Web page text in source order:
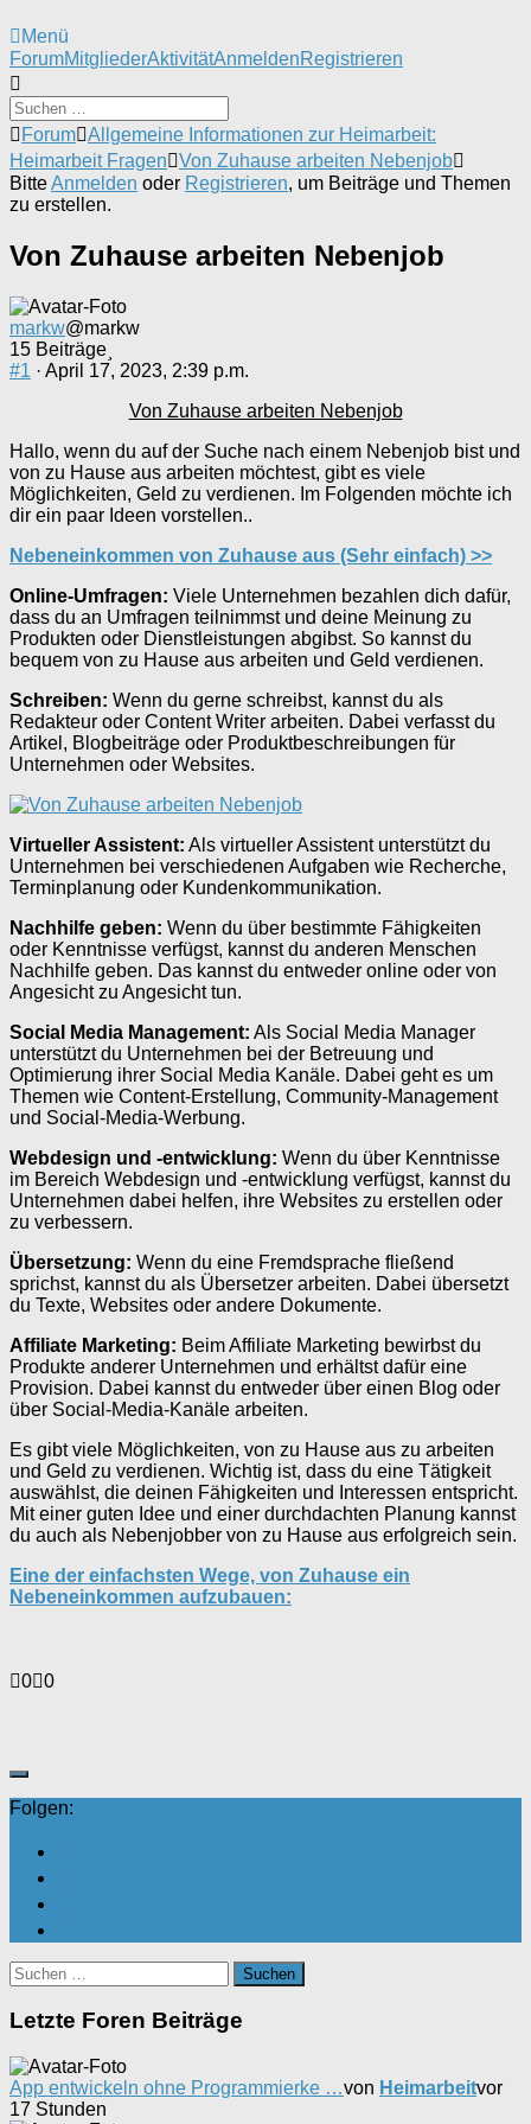
Menü
Forum-
Navigation
ForumMitgliederAktivitätAnmeldenRegistrieren
Forum-
Breadcrumbs
-
Du
bist
Forum Allgemeine Informationen zur Heimarbeit:
Heimarbeit Fragen
Von Zuhause arbeiten Nebenjob
BitteAnmelden oder Registrieren, um Beiträge und Themen
zu erstellen.
Von Zuhause arbeiten Nebenjob
markw@markw
15 Beiträge
#1 · April 17, 2023, 2:39 p.m.
Von Zuhause arbeiten Nebenjob
Hallo, wenn du auf der Suche nach einem Nebenjob bist und
von zu Hause aus arbeiten möchtest, gibt es viele
Möglichkeiten, Geld zu verdienen. Im Folgenden möchte ich
dir ein paar Ideen vorstellen..
Nebeneinkommen von Zuhause aus (Sehr einfach) >>
Online-Umfragen: Viele Unternehmen bezahlen dich dafür,
dass du an Umfragen teilnimmst und deine Meinung zu
Produkten oder Dienstleistungen abgibst. So kannst du
bequem von zu Hause aus arbeiten und Geld verdienen.
Schreiben: Wenn du gerne schreibst, kannst du als
Redakteur oder Content Writer arbeiten. Dabei verfasst du
Artikel, Blogbeiträge oder Produktbeschreibungen für
Unternehmen oder Websites.
Virtueller Assistent: Als virtueller Assistent unterstützt du
Unternehmen bei verschiedenen Aufgaben wie Recherche,
Terminplanung oder Kundenkommunikation.
Nachhilfe geben: Wenn du über bestimmte Fähigkeiten
oder Kenntnisse verfügst, kannst du anderen Menschen
Nachhilfe geben. Das kannst du entweder online oder von
Angesicht zu Angesicht tun.
Social Media Management: Als Social Media Manager
unterstützt du Unternehmen bei der Betreuung und
Optimierung ihrer Social Media Kanäle. Dabei geht es um
Themen wie Content-Erstellung, Community-Management
und Social-Media-Werbung.
Webdesign und -entwicklung: Wenn du über Kenntnisse
im Bereich Webdesign und -entwicklung verfügst, kannst du
Unternehmen dabei helfen, ihre Websites zu erstellen oder
zu verbessern.
Übersetzung: Wenn du eine Fremdsprache fließend
sprichst, kannst du als Übersetzer arbeiten. Dabei übersetzt
du Texte, Websites oder andere Dokumente.
Affiliate Marketing: Beim Affiliate Marketing bewirbst du
Produkte anderer Unternehmen und erhältst dafür eine
Provision. Dabei kannst du entweder über einen Blog oder
über Social-Media-Kanäle arbeiten.
Es gibt viele Möglichkeiten, von zu Hause aus zu arbeiten
und Geld zu verdienen. Wichtig ist, dass du eine Tätigkeit
auswählst, die deinen Fähigkeiten und Interessen entspricht.
Mit einer guten Idee und einer durchdachten Planung kannst
du auch als Nebenjobber von zu Hause aus erfolgreich sein.
Eine der einfachsten Wege, von Zuhause ein
Nebeneinkommen aufzubauen:
Anklicken
0 Anklicken
0
Folgen:
Suchen
nach:
Letzte Foren Beiträge
App entwickeln ohne Programmierke …von Heimarbeitvor
17 Stunden